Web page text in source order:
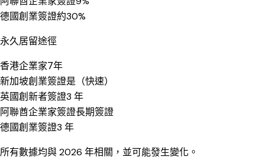
德國創業簽證約30%
永久居留途徑
香港企業家7年
新加坡創業簽證是（快速）
英國創新者簽證3 年
阿聯酋企業家簽證長期簽證
德國創業簽證3 年
所有數據均與 2026 年相關，並可能發生變化。